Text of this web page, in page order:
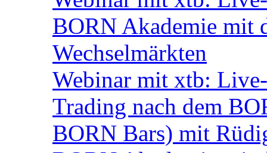
BORN Akademie mit
Wechselmärkten
Webinar mit xtb:
Trading nach dem
BORN Bars) mit